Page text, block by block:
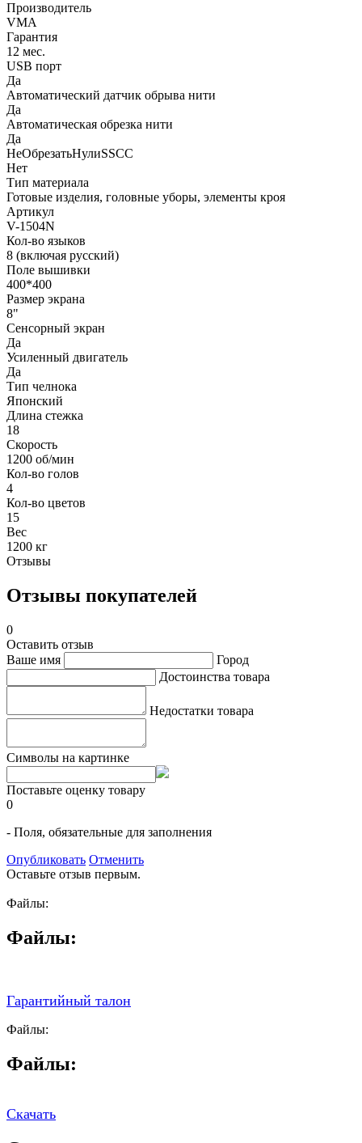
Производитель
VMA
Гарантия
12 мес.
USB порт
Да
Автоматический датчик обрыва нити
Да
Автоматическая обрезка нити
Да
НеОбрезатьНулиSSCC
Нет
Тип материала
Готовые изделия, головные уборы, элементы кроя
Артикул
V-1504N
Кол-во языков
8 (включая русский)
Поле вышивки
400*400
Размер экрана
8"
Сенсорный экран
Да
Усиленный двигатель
Да
Тип челнока
Японский
Длина стежка
18
Скорость
1200 об/мин
Кол-во голов
4
Кол-во цветов
15
Вес
1200 кг
Отзывы
Отзывы покупателей
0
Оставить отзыв
Ваше имя
Город
Достоинства товара
Недостатки товара
Символы на картинке
Поставьте оценку товару
0
- Поля, обязательные для заполнения
Опубликовать Отменить
Оставьте отзыв первым.
Файлы:
Файлы:
Гарантийный талон
Файлы:
Файлы:
Скачать